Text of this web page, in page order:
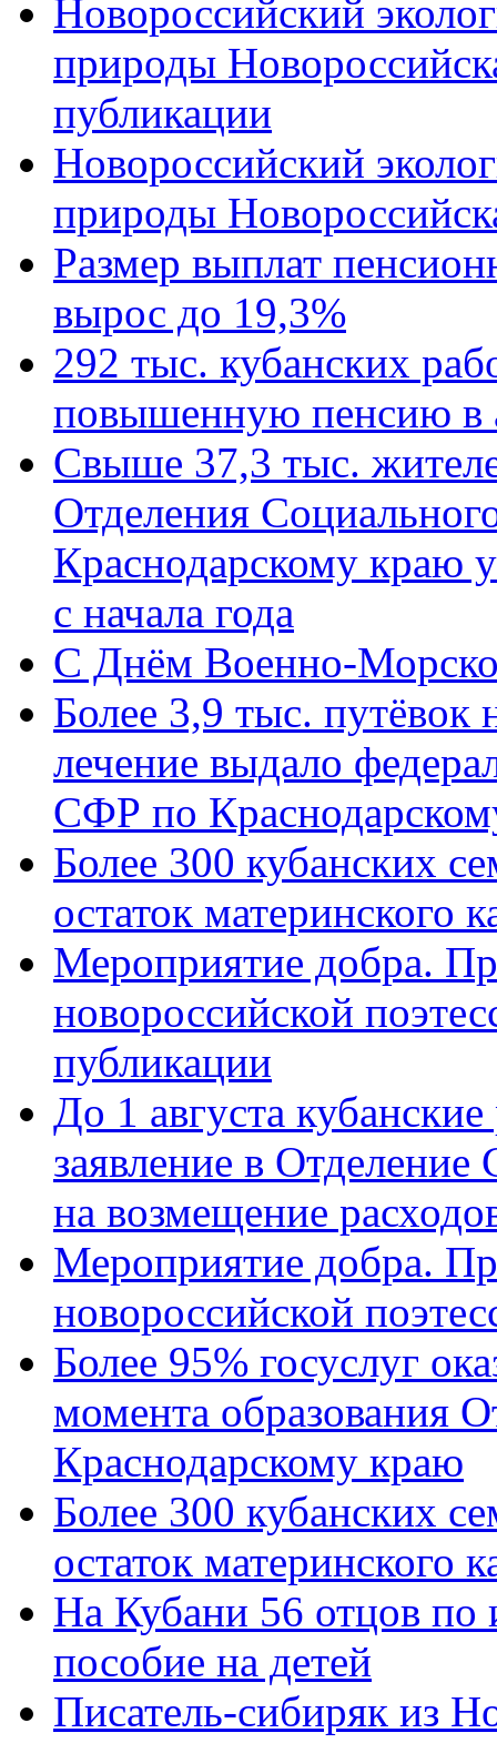
Новороссийский
природы
публикации
Новороссийский
природы
Размер выплат
вырос до 19,3%
292 тыс. кубанских
повышенную пенсию в
Свыше 37,3 тыс.
Отделения
Краснодарскому краю
с начала года
C Днём Военно-
Более 3,9 тыс. путёвок
лечение выдало
СФР по
Более 300 кубанских
остаток материнского
Мероприятие добра.
новороссийской
публикации
До 1 августа
заявление в
на возмещение
Мероприятие добра.
новороссийской
Более 95% госуслуг
момента образования
Краснодарскому краю
Более 300 кубанских
остаток материнского
На Кубани 56 отцов по
пособие на детей
Писатель-сибиряк из